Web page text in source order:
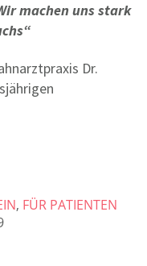
machen uns stark
Dr.
, FÜR PATIENTEN